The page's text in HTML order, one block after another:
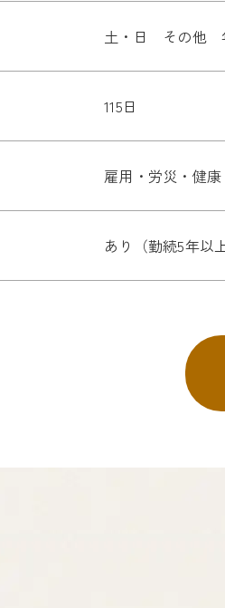
土・日 その他
115日
雇用・労災・健
あり（勤続5年以上